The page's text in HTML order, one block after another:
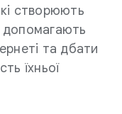
створюють
допомагають
та дбати
їхньої